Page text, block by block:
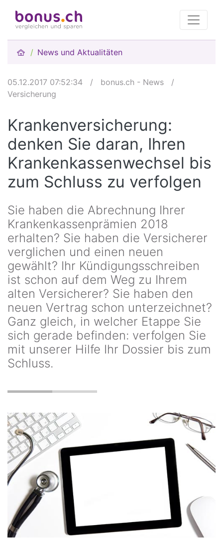
News und Aktualitäten
05.12.2017 07:52:34 / bonus.ch - News
/
Versicherung
Krankenversicherung:
denken Sie daran, Ihren
Krankenkassenwechsel bis
zum Schluss zu verfolgen
Sie haben die Abrechnung Ihrer
Krankenkassenprämien 2018
erhalten? Sie haben die Versicherer
verglichen und einen neuen
gewählt? Ihr Kündigungsschreiben
ist schon auf dem Weg zu Ihrem
alten Versicherer? Sie haben den
neuen Vertrag schon unterzeichnet?
Ganz gleich, in welcher Etappe Sie
sich gerade befinden: verfolgen Sie
mit unserer Hilfe Ihr Dossier bis zum
Schluss.